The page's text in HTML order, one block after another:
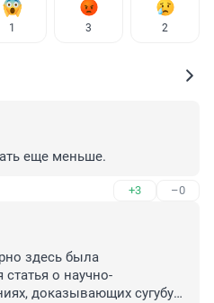
1 3 2
еще меньше.
+3 –0
здесь была
о научно-
доказывающих сугубую